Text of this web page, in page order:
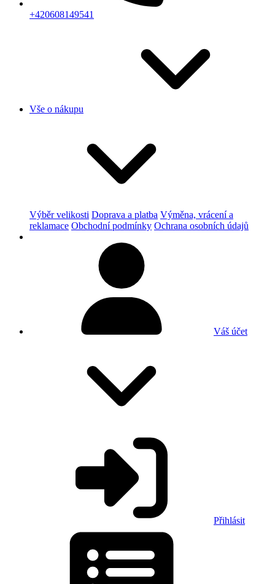
+420608149541
Vše o nákupu
Výběr velikosti Doprava a platba Výměna, vrácení a
reklamace Obchodní podmínky Ochrana osobních údajů
Váš účet
Přihlásit